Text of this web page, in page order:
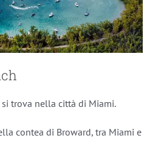
trova nella città di Miami.
contea di Broward, tra Miami e